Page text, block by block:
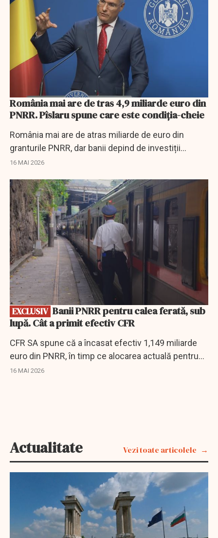
România mai are de tras 4,9 miliarde euro din
PNRR. Pîslaru spune care este condiția-cheie
România mai are de atras miliarde de euro din
granturile PNRR, dar banii depind de investiții
finalizate și reforme adoptate până la 31 august.
16 MAI 2026
EXCLUSIV
EXCLUSIV
lupă. Cât a primit efectiv CFR
CFR SA spune că a încasat efectiv 1,149 miliarde
euro din PNRR, în timp ce alocarea actuală pentru
infrastructura feroviară este de 1,87 miliarde euro.
16 MAI 2026
Actualitate Vezi toate articolele